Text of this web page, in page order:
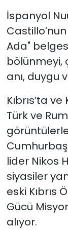
İspanyol
Ada"
bölünmeyi,
anı, duygu
Kıbrıs’ta ve
Türk ve
lider Nikos
siyasiler
eski Kıbrıs
Gücü
alıyor.